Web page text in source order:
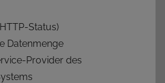
Status)
Datenmenge
Provider des